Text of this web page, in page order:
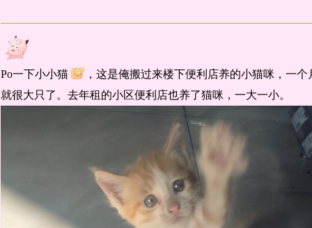
Po一下小小猫
，这是俺搬过来楼下便利店养的小猫咪，一
就很大只了。去年租的小区便利店也养了猫咪，一大一小。